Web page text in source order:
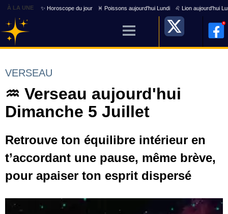
À LA UNE ✨ Horoscope du jour ♓ Poissons aujourd'hui Lundi ♌ Lion aujourd'hui
VERSEAU
♒ Verseau aujourd'hui
Dimanche 5 Juillet
Retrouve ton équilibre intérieur en
t’accordant une pause, même brève,
pour apaiser ton esprit dispersé